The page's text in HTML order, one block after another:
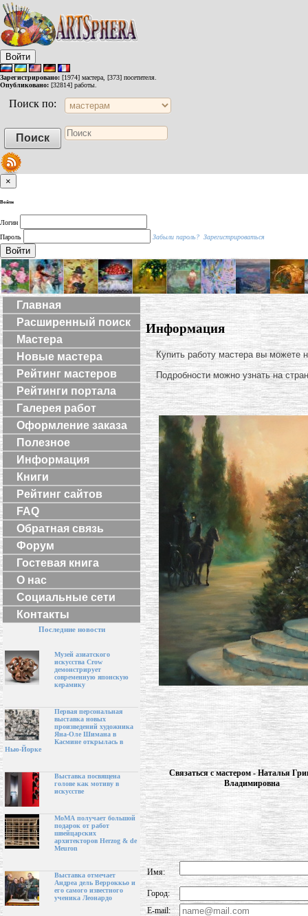
Войти
Зарегистрировано: [1974] мастера, [373] посетителя.
Опубликовано: [32814] работы.
Поиск по:
×
Войти
Логин
Пароль
Забыли пароль? Зарегистрироваться
Войти
Главная
Расширенный поиск
Мастера
Новые мастера
Рейтинг мастеров
Рейтинги портала
Галерея работ
Оформление заказа
Полезное
Информация
Книги
Рейтинг сайтов
FAQ
Обратная связь
Форум
Гостевая книга
О нас
Социальные сети
Контакты
Последние новости
Музей азиатского
искусства Crow
демонстрирует
современную японскую
керамику
Первая персональная
выставка новых
произведений художника
Яна-Оле Шимана в
Касмине открылась в
Нью-Йорке
Выставка посвящена
голове как мотиву в
искусстве
МоМА получает большой
подарок от работ
швейцарских
архитекторов Herzog & de
Meuron
Выставка отмечает
Андреа дель Верроккьо и
его самого известного
ученика Леонардо
Информация
Купить работу мастера вы можете
Подробности можно узнать на
Связаться с мастером - Наталья
Владимировна
Имя:
Город:
E-mail: